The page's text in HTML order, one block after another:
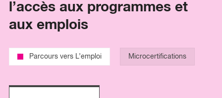
l’accès aux programmes et
aux emplois
Parcours vers L’emploi Microcertifications